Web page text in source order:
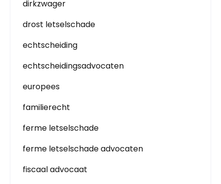
dirkzwager
drost letselschade
echtscheiding
echtscheidingsadvocaten
europees
familierecht
ferme letselschade
ferme letselschade advocaten
fiscaal advocaat